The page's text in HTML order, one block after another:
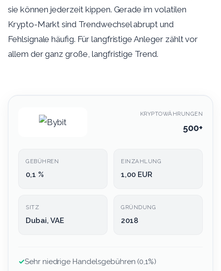
sie können jederzeit kippen. Gerade im volatilen
Krypto-Markt sind Trendwechsel abrupt und
Fehlsignale häufig. Für langfristige Anleger zählt vor
allem der ganz große, langfristige Trend.
KRYPTOWÄHRUNGEN
500+
GEBÜHREN
0,1 %
EINZAHLUNG
1,00 EUR
SITZ
Dubai, VAE
GRÜNDUNG
2018
✓Sehr niedrige Handelsgebühren (0,1%)